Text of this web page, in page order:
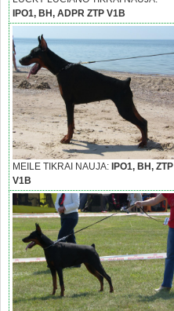
IPO1, BH, ADPR ZTP V1B
MEILE TIKRAI NAUJA: IPO1, BH, ZTP
V1B